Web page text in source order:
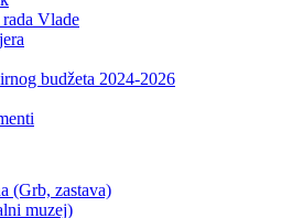
pitanja
Vlade
budžeta 2024-2026